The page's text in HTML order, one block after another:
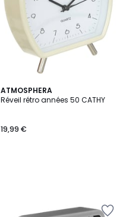
ATMOSPHERA
Réveil rétro années 50 CATHY
19,99 €